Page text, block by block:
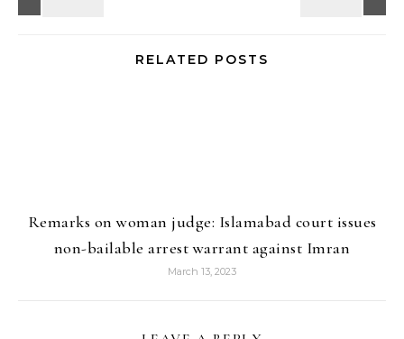
RELATED POSTS
Remarks on woman judge: Islamabad court issues
non-bailable arrest warrant against Imran
March 13, 2023